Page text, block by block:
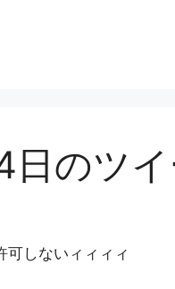
のツイ
可しないィィィィ